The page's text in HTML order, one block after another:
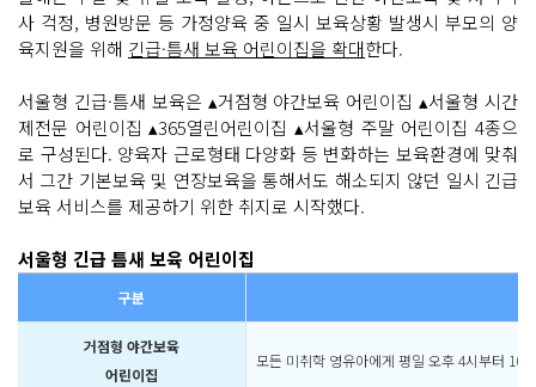
사 걱정, 병원방문 등 가정양육 중 일시 보육상황 발생시 부모의 양
육지원을 위해 긴급·틈새 보육 어린이집을 확대한다.
서울형 긴급·틈새 보육은 ▴거점형 야간보육 어린이집 ▴서울형 시간
제전문 어린이집 ▴365열린어린이집 ▴서울형 주말 어린이집 4종으
로 구성된다. 양육자 근로형태 다양화 등 변화하는 보육환경에 맞춰
서 그간 기본보육 및 연장보육을 통해서도 해소되지 않던 일시 긴급
보육 서비스를 제공하기 위한 취지로 시작했다.
서울형 긴급 틈새 보육 어린이집
구분
거점형 야간보육
어린이집
모든 미취학 영유아에게 평일 오후 4시부터 10